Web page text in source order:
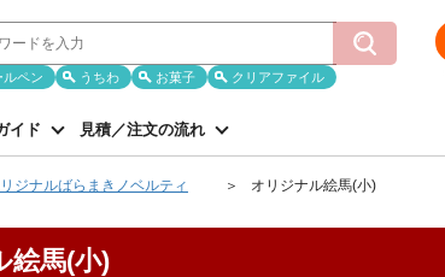
ルペン うちわ お菓子 クリアファイル
イド 見積／注文の流れ
ジナルばらまきノベルティ オリジナル絵馬(小)
絵馬(小)